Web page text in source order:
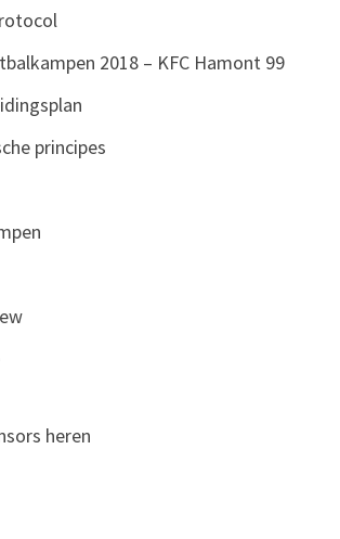
2018 – KFC Hamont 99
principes
heren